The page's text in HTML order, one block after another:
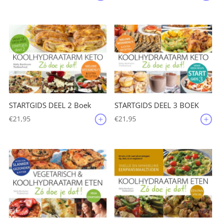
STARTGIDS DEEL 2 Boek
€21,95
STARTGIDS DEEL 3 BOEK
€21,95